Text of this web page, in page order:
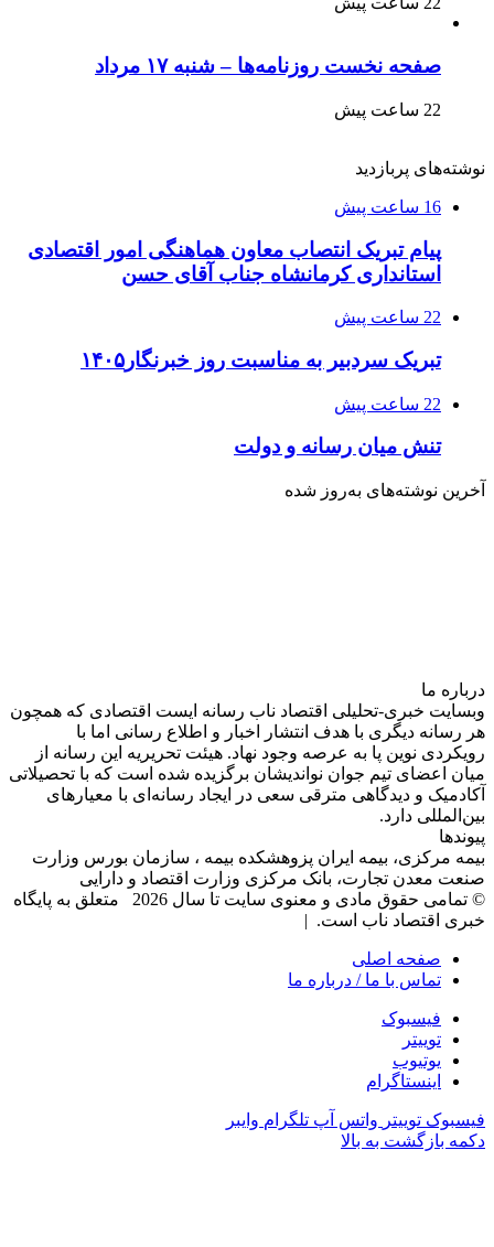
صفحه نخست روزنامه‌ها – شنبه ۱۷ مرداد
22 ساعت پیش
نوشته‌های پربازدید
16 ساعت پیش
پیام تبریک انتصاب معاون هماهنگی امور اقتصادی
استانداری کرمانشاه جناب آقای حسن
22 ساعت پیش
تبریک سردبیر به مناسبت روز خبرنگار۱۴۰۵
22 ساعت پیش
تنش میان رسانه و دولت
آخرین نوشته‌های‌ به‌روز شده
درباره‌ ما
وبسایت خبری-تحلیلی اقتصاد ناب رسانه‌ ایست اقتصادی که همچون
هر رسانه دیگری با هدف انتشار اخبار و اطلاع رسانی اما با
رویکردی نوین پا به عرصه وجود نهاد. هیئت تحریریه این رسانه از
میان اعضای تیم جوان نواندیشان برگزیده شده است که با تحصیلاتی
آکادمیک و دیدگاهی‌ مترقی سعی در ایجاد رسانه‌ای با معیار‌های
بین‌المللی دارد.
پیوندها
بیمه مرکزی، بیمه ایران پزوهشکده بیمه ، سازمان بورس وزارت
صنعت معدن تجارت، بانک مرکزی وزارت اقتصاد و دارایی
© تمامی حقوق مادی و معنوی سایت تا سال 2026 متعلق به پایگاه
خبری اقتصاد ناب است. |
صفحه اصلی
تماس با ما / درباره ما
فیسبوک
توییتر
یوتیوب
اینستاگرام
فیسبوک توییتر واتس آپ تلگرام وایبر
دکمه بازگشت به بالا